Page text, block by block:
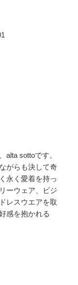
alta sottoです。
がらも決して奇
永く愛着を持っ
ーウェア、ビジ
レスウエアを取
感を抱かれる